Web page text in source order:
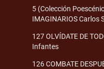
5 (Colección
IMAGINARIOS Carlos
127 OLVÍDATE DE
Infantes
126 COMBATE